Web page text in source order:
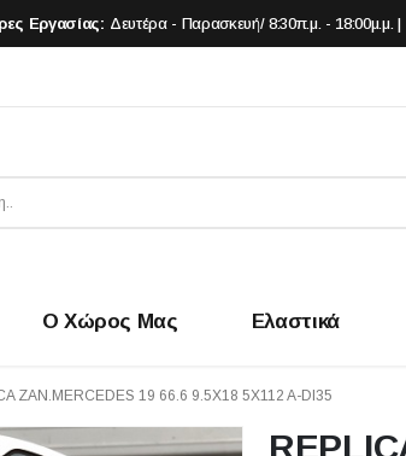
Εργασίας: Δευτέρα - Παρασκευή/ 8:30π.μ. - 18:00μ.μ.
Ο Χώρος Μας Ελαστικά
ZAN.MERCEDES 19 66.6 9.5X18 5X112 A-DI35